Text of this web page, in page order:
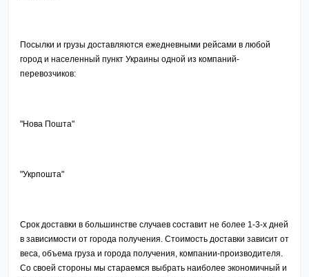
Посылки и грузы доставляются ежедневными рейсами в любой
город и населенный пункт Украины одной из компаний-
перевозчиков:
"Нова Пошта"
"Укрпошта"
Срок доставки в большинстве случаев составит не более 1-3-х дней
в зависимости от города получения. Стоимость доставки зависит от
веса, объема груза и города получения, компании-производителя.
Со своей стороны мы стараемся выбрать наиболее экономичный и